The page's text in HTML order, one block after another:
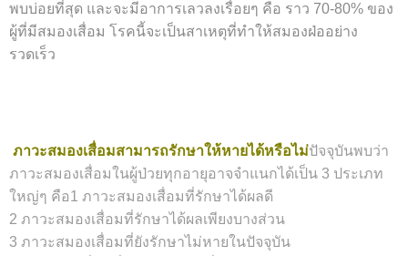
พบบ่อยที่สุด และจะมีอาการเลวลงเรื่อยๆ คือ ราว 70-80% ของ
ผู้ที่มีสมองเสื่อม โรคนี้จะเป็นสาเหตุที่ทำให้สมองฝ่ออย่าง
รวดเร็ว
ภาวะสมองเสื่อมสามารถรักษาให้หายได้หรือไม่ปัจจุบันพบว่า
ภาวะสมองเสื่อมในผู้ป่วยทุกอายุอาจจำแนกได้เป็น 3 ประเภท
ใหญ่ๆ คือ1 ภาวะสมองเสื่อมที่รักษาได้ผลดี
2 ภาวะสมองเสื่อมที่รักษาได้ผลเพียงบางส่วน
3 ภาวะสมองเสื่อมที่ยังรักษาไม่หายในปัจจุบัน